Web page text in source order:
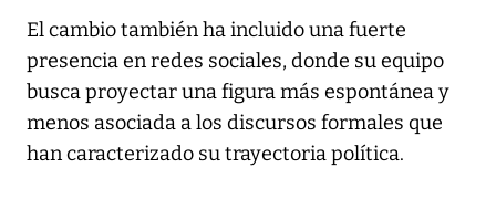
El cambio también ha incluido una fuerte
presencia en redes sociales, donde su equipo
busca proyectar una figura más espontánea y
menos asociada a los discursos formales que
han caracterizado su trayectoria política.